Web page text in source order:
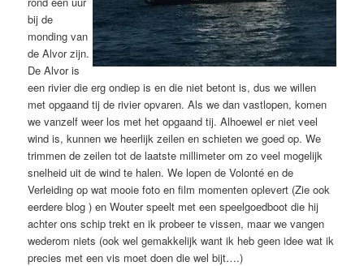
bij de
monding van
de Alvor zijn.
De Alvor is
een rivier die erg ondiep is en die niet betont is, dus we willen
met opgaand tij de rivier opvaren. Als we dan vastlopen, komen
we vanzelf weer los met het opgaand tij. Alhoewel er niet veel
wind is, kunnen we heerlijk zeilen en schieten we goed op. We
trimmen de zeilen tot de laatste millimeter om zo veel mogelijk
snelheid uit de wind te halen. We lopen de Volonté en de
Verleiding op wat mooie foto en film momenten oplevert (Zie ook
eerdere blog) en Wouter speelt met een speelgoedboot die hij
achter ons schip trekt en ik probeer te vissen, maar we vangen
wederom niets (ook wel gemakkelijk want ik heb geen idee wat ik
precies met een vis moet doen die wel bijt….)